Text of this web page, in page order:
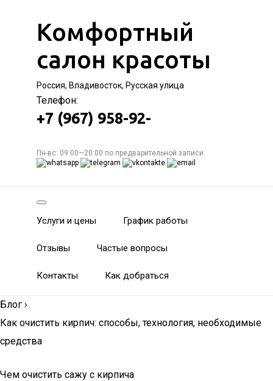
Комфортный
салон красоты
Россия, Владивосток, Русская улица
Телефон:
+7 (967) 958-92-
Пн-вс: 09:00—20:00 по предварительной записи
Услуги и цены График работы
Отзывы Частые вопросы
Контакты Как добраться
Блог ›
Как очистить кирпич: способы, технология, необходимые
средства
Чем очистить сажу с кирпича